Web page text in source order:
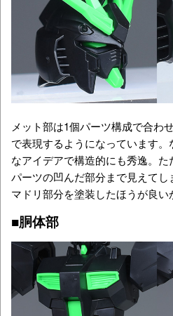
メット部は1個パーツ構成で合わ
で表現するようになっています。
なアイデアで構造的にも秀逸。
パーツの凹んだ部分まで見えて
マドリ部分を塗装したほうが良い
■胴体部